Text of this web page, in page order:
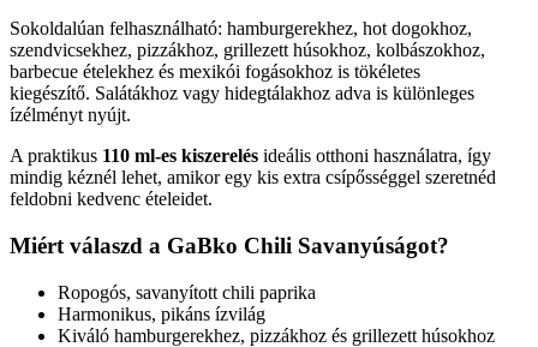
Sokoldalúan felhasználható: hamburgerekhez, hot dogokhoz,
szendvicsekhez, pizzákhoz, grillezett húsokhoz, kolbászokhoz,
barbecue ételekhez és mexikói fogásokhoz is tökéletes
kiegészítő. Salátákhoz vagy hidegtálakhoz adva is különleges
ízélményt nyújt.
A praktikus 110 ml-es kiszerelés ideális otthoni használatra, így
mindig kéznél lehet, amikor egy kis extra csípősséggel szeretnéd
feldobni kedvenc ételeidet.
Miért válaszd a GaBko Chili Savanyúságot?
Ropogós, savanyított chili paprika
Harmonikus, pikáns ízvilág
Kiváló hamburgerekhez, pizzákhoz és grillezett húsokhoz